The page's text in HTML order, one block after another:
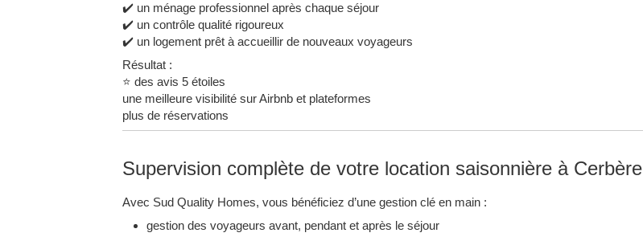
✔️ un ménage professionnel après chaque séjour
✔️ un contrôle qualité rigoureux
✔️ un logement prêt à accueillir de nouveaux voyageurs
Résultat :
⭐ des avis 5 étoiles
une meilleure visibilité sur Airbnb et plateformes
plus de réservations
Supervision complète de votre location saisonnière à Cerbère
Avec Sud Quality Homes, vous bénéficiez d’une gestion clé en main :
gestion des voyageurs avant, pendant et après le séjour